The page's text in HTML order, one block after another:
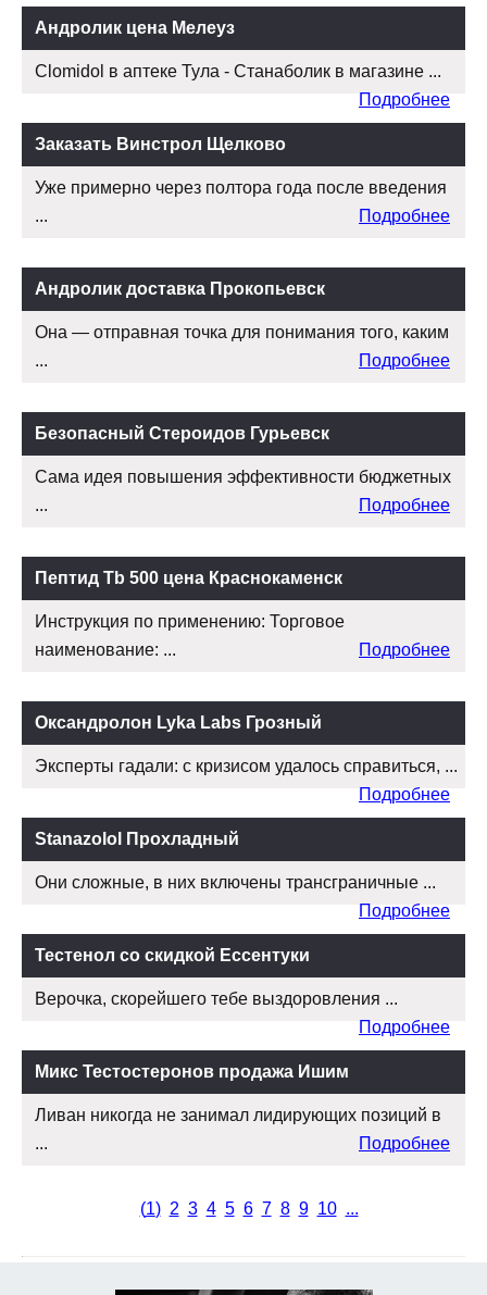
Андролик цена Мелеуз
Clomidol в аптеке Тула - Станаболик в магазине ...
Подробнее
Заказать Винстрол Щелково
Уже примерно через полтора года после введения
...
Подробнее
Андролик доставка Прокопьевск
Она — отправная точка для понимания того, каким
...
Подробнее
Безопасный Стероидов Гурьевск
Сама идея повышения эффективности бюджетных
...
Подробнее
Пептид Tb 500 цена Краснокаменск
Инструкция по применению: Торговое
наименование: ...
Подробнее
Оксандролон Lyka Labs Грозный
Эксперты гадали: с кризисом удалось справиться, ...
Подробнее
Stanazolol Прохладный
Они сложные, в них включены трансграничные ...
Подробнее
Тестенол со скидкой Ессентуки
Верочка, скорейшего тебе выздоровления ...
Подробнее
Микс Тестостеронов продажа Ишим
Ливан никогда не занимал лидирующих позиций в
...
Подробнее
(1) 2 3 4 5 6 7 8 9 10 ...